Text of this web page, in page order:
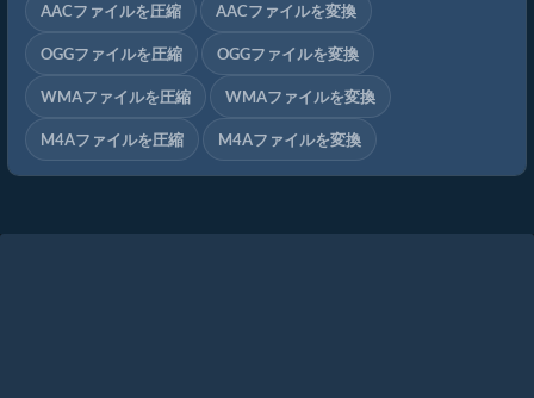
AACファイルを圧縮 AACファイルを変換
OGGファイルを圧縮 OGGファイルを変換
WMAファイルを圧縮 WMAファイルを変換
M4Aファイルを圧縮 M4Aファイルを変換